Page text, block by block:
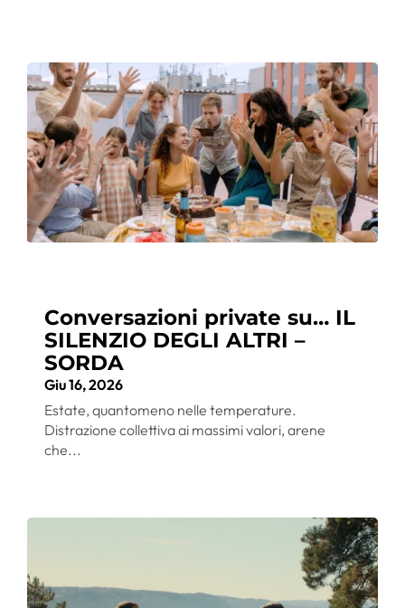
Conversazioni private su… IL
SILENZIO DEGLI ALTRI –
SORDA
Giu 16, 2026
Estate, quantomeno nelle temperature.
Distrazione collettiva ai massimi valori, arene
che...